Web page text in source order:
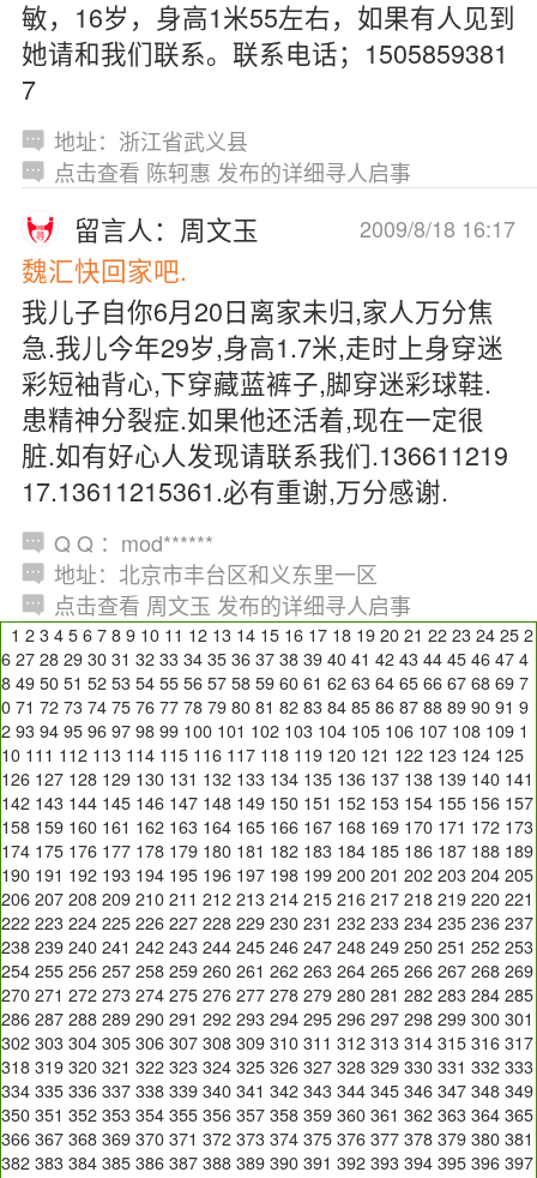
敏，16岁，身高1米55左右，如果有人见到
她请和我们联系。联系电话；1505859381
7
地址：浙江省武义县
点击查看 陈轲惠 发布的详细寻人启事
2009/8/18 16:17
留言人：周文玉
魏汇快回家吧.
我儿子自你6月20日离家未归,家人万分焦
急.我儿今年29岁,身高1.7米,走时上身穿迷
彩短袖背心,下穿藏蓝裤子,脚穿迷彩球鞋.
患精神分裂症.如果他还活着,现在一定很
脏.如有好心人发现请联系我们.136611219
17.13611215361.必有重谢,万分感谢.
Q Q ：mod******
地址：北京市丰台区和义东里一区
点击查看 周文玉 发布的详细寻人启事
1 2 3 4 5 6 7 8 9 10 11 12 13 14 15 16 17 18 19 20 21 22 23 24 25 2
6 27 28 29 30 31 32 33 34 35 36 37 38 39 40 41 42 43 44 45 46 47 4
8 49 50 51 52 53 54 55 56 57 58 59 60 61 62 63 64 65 66 67 68 69 7
0 71 72 73 74 75 76 77 78 79 80 81 82 83 84 85 86 87 88 89 90 91 9
2 93 94 95 96 97 98 99 100 101 102 103 104 105 106 107 108 109 1
10 111 112 113 114 115 116 117 118 119 120 121 122 123 124 125
126 127 128 129 130 131 132 133 134 135 136 137 138 139 140 141
142 143 144 145 146 147 148 149 150 151 152 153 154 155 156 157
158 159 160 161 162 163 164 165 166 167 168 169 170 171 172 173
174 175 176 177 178 179 180 181 182 183 184 185 186 187 188 189
190 191 192 193 194 195 196 197 198 199 200 201 202 203 204 205
206 207 208 209 210 211 212 213 214 215 216 217 218 219 220 221
222 223 224 225 226 227 228 229 230 231 232 233 234 235 236 237
238 239 240 241 242 243 244 245 246 247 248 249 250 251 252 253
254 255 256 257 258 259 260 261 262 263 264 265 266 267 268 269
270 271 272 273 274 275 276 277 278 279 280 281 282 283 284 285
286 287 288 289 290 291 292 293 294 295 296 297 298 299 300 301
302 303 304 305 306 307 308 309 310 311 312 313 314 315 316 317
318 319 320 321 322 323 324 325 326 327 328 329 330 331 332 333
334 335 336 337 338 339 340 341 342 343 344 345 346 347 348 349
350 351 352 353 354 355 356 357 358 359 360 361 362 363 364 365
366 367 368 369 370 371 372 373 374 375 376 377 378 379 380 381
382 383 384 385 386 387 388 389 390 391 392 393 394 395 396 397